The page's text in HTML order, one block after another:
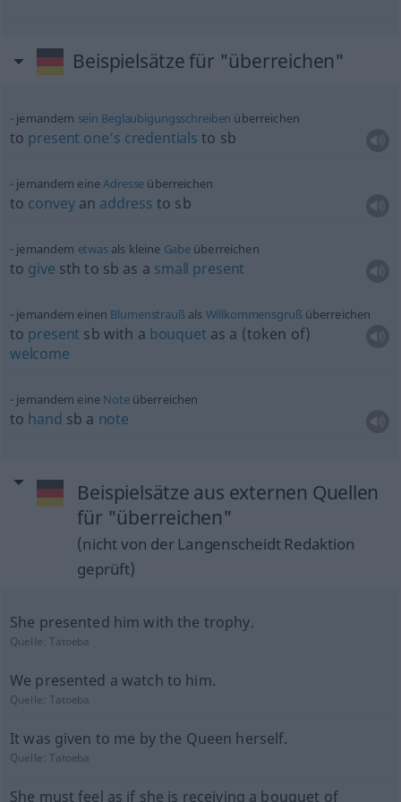
Beispielsätze für "überreichen"
jemandem sein Beglaubigungsschreiben überreichen
to present one’s credentials to sb
jemandem eineAdresse überreichen
to conveyan address to sb
jemandem etwasals kleine Gabe überreichen
to give sth to sb as a small present
jemandem einen Blumenstraußals Willkommensgrußüberreichen
to present sb with a bouquet as a (token of)
welcome
jemandem eine Noteüberreichen
to hand sb a note
Beispielsätze aus externen Quellen
für "überreichen"
(nicht von der Langenscheidt Redaktion
geprüft)
She presented him with the trophy.
Quelle:Tatoeba
We presented a watch to him.
Quelle:Tatoeba
It was given to me by the Queen herself.
Quelle:Tatoeba
She must feel as if she is receiving a bouquet of